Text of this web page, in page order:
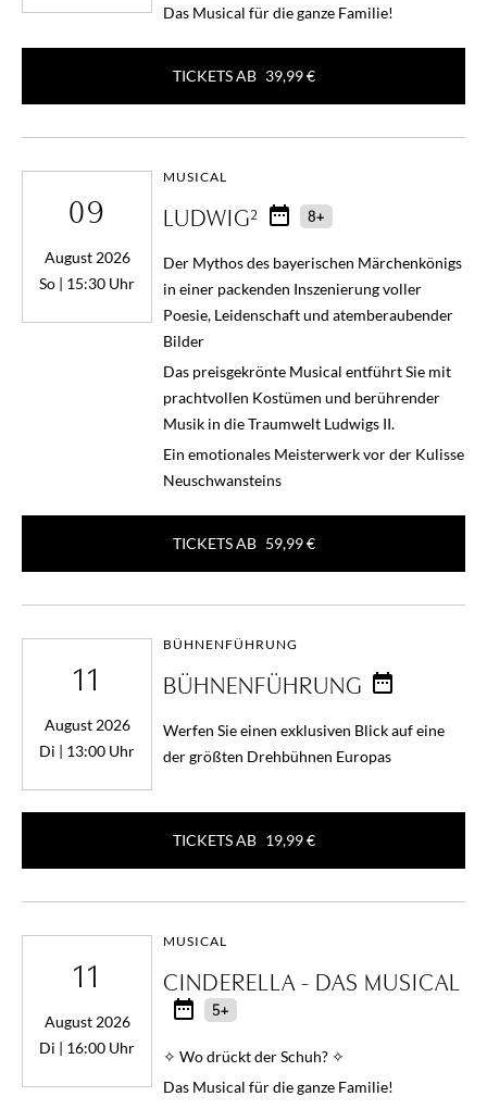
Das Musical für die ganze Familie!
TICKETS AB 39,99 €
09
August 2026
So | 15:30 Uhr
MUSICAL
LUDWIG² 8+
Der Mythos des bayerischen Märchenkönigs
in einer packenden Inszenierung voller
Poesie, Leidenschaft und atemberaubender
Bilder
Das preisgekrönte Musical entführt Sie mit
prachtvollen Kostümen und berührender
Musik in die Traumwelt Ludwigs II.
Ein emotionales Meisterwerk vor der Kulisse
Neuschwansteins
TICKETS AB 59,99 €
11
August 2026
Di | 13:00 Uhr
BÜHNENFÜHRUNG
BÜHNENFÜHRUNG
Werfen Sie einen exklusiven Blick auf eine
der größten Drehbühnen Europas
TICKETS AB 19,99 €
11
August 2026
Di | 16:00 Uhr
MUSICAL
CINDERELLA - DAS MUSICAL
5+
✧ Wo drückt der Schuh? ✧
Das Musical für die ganze Familie!